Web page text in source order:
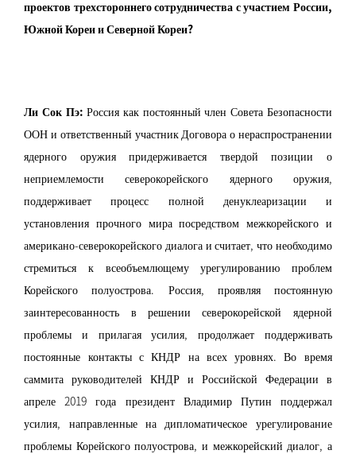
проектов трехстороннего сотрудничества с участием России,
Южной Кореи и Северной Кореи?
Ли Сок Пэ: Россия как постоянный член Совета Безопасности
ООН и ответственный участник Договора о нераспространении
ядерного оружия придерживается твердой позиции о
неприемлемости северокорейского ядерного оружия,
поддерживает процесс полной денуклеаризации и
установления прочного мира посредством межкорейского и
американо-северокорейского диалога и считает, что необходимо
стремиться к всеобъемлющему урегулированию проблем
Корейского полуострова. Россия, проявляя постоянную
заинтересованность в решении северокорейской ядерной
проблемы и прилагая усилия, продолжает поддерживать
постоянные контакты с КНДР на всех уровнях. Во время
саммита руководителей КНДР и Российской Федерации в
апреле 2019 года президент Владимир Путин поддержал
усилия, направленные на дипломатическое урегулирование
проблемы Корейского полуострова, и межкорейский диалог, а